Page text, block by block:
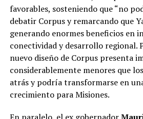
favorables, sosteniendo que “no
debatir Corpus y remarcando que
generando enormes beneficios en
conectividad y desarrollo regional.
nuevo diseño de Corpus presenta
considerablemente menores que
atrás y podría transformarse en
crecimiento para Misiones.